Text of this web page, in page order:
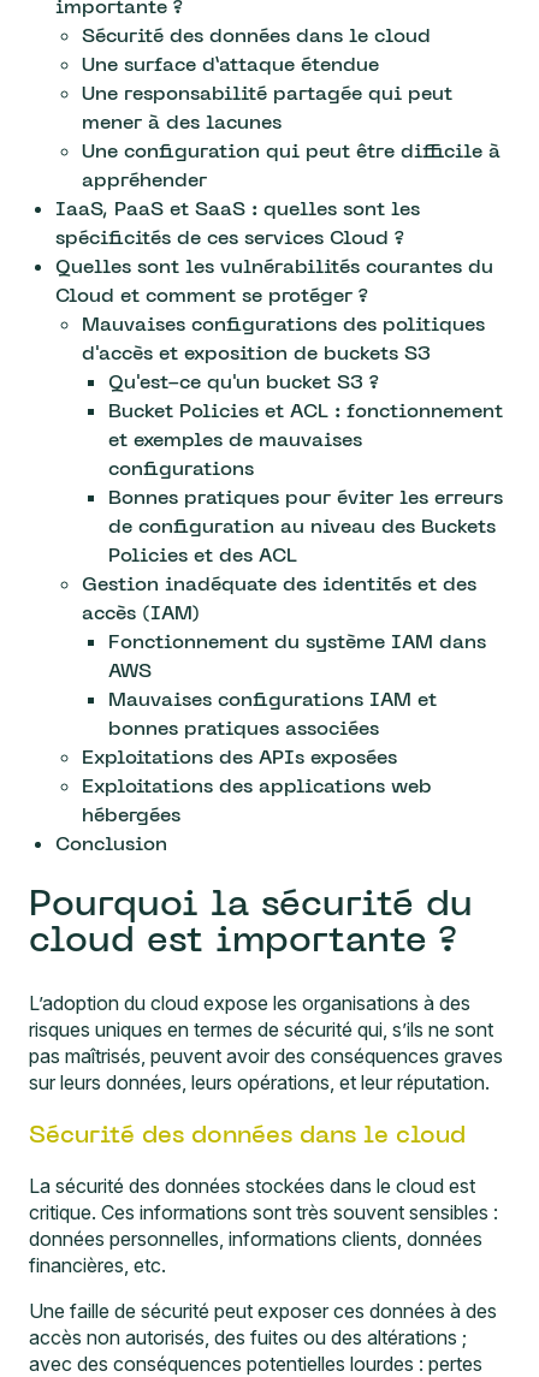
importante ?
Sécurité des données dans le cloud
Une surface d’attaque étendue
Une responsabilité partagée qui peut
mener à des lacunes
Une configuration qui peut être difficile à
appréhender
IaaS, PaaS et SaaS : quelles sont les
spécificités de ces services Cloud ?
Quelles sont les vulnérabilités courantes du
Cloud et comment se protéger ?
Mauvaises configurations des politiques
d'accès et exposition de buckets S3
Qu'est-ce qu'un bucket S3 ?
Bucket Policies et ACL : fonctionnement
et exemples de mauvaises
configurations
Bonnes pratiques pour éviter les erreurs
de configuration au niveau des Buckets
Policies et des ACL
Gestion inadéquate des identités et des
accès (IAM)
Fonctionnement du système IAM dans
AWS
Mauvaises configurations IAM et
bonnes pratiques associées
Exploitations des APIs exposées
Exploitations des applications web
hébergées
Conclusion
Pourquoi la sécurité du
cloud est importante ?
L’adoption du cloud expose les organisations à des
risques uniques en termes de sécurité qui, s’ils ne sont
pas maîtrisés, peuvent avoir des conséquences graves
sur leurs données, leurs opérations, et leur réputation.
Sécurité des données dans le cloud
La sécurité des données stockées dans le cloud est
critique. Ces informations sont très souvent sensibles :
données personnelles, informations clients, données
financières, etc.
Une faille de sécurité peut exposer ces données à des
accès non autorisés, des fuites ou des altérations ;
avec des conséquences potentielles lourdes : pertes